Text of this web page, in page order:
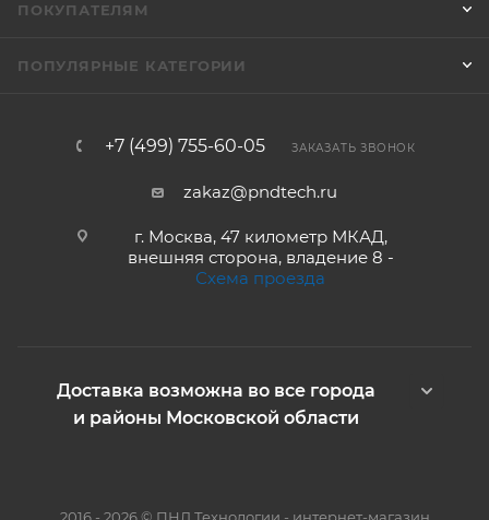
ПОКУПАТЕЛЯМ
ПОПУЛЯРНЫЕ КАТЕГОРИИ
+7 (499) 755-60-05 ЗАКАЗАТЬ ЗВОНОК
zakaz@pndtech.ru
г. Москва, 47 километр МКАД,
внешняя сторона, владение 8 -
Схема проезда
Доставка возможна во все города
и районы Московской области